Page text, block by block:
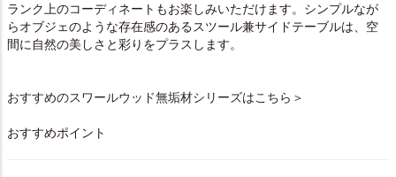
ランク上のコーディネートもお楽しみいただけます。シンプルなが
らオブジェのような存在感のあるスツール兼サイドテーブルは、空
間に自然の美しさと彩りをプラスします。
おすすめのスワールウッド無垢材シリーズはこちら＞
おすすめポイント